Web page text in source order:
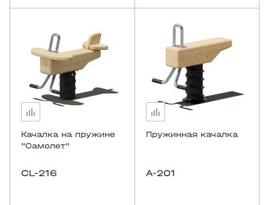
Качалка на пружине
"Самолет"
CL-216
Пружинная качалка
A-201